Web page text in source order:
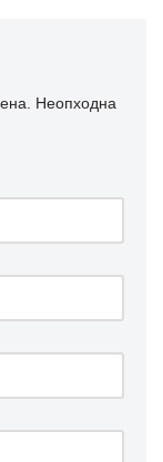
Неопходна